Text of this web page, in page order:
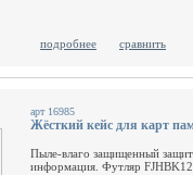
подробнее сравнить
арт 16985
Жёсткий кейс для карт
Пыле-влаго защищенный
информация. Футляр